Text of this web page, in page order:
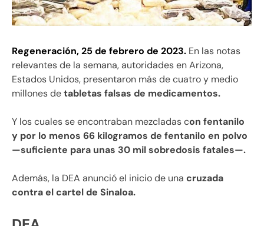
Regeneración, 25 de febrero de 2023. En las notas
relevantes de la semana, autoridades en Arizona,
Estados Unidos, presentaron más de cuatro y medio
millones detabletas falsas de medicamentos.
Y los cuales se encontraban mezcladas con fentanilo
y por lo menos 66 kilogramos de fentanilo en polvo
—suficiente para unas 30 mil sobredosis fatales—.
Además, la DEA anunció el inicio de una cruzada
contra el cartel de Sinaloa.